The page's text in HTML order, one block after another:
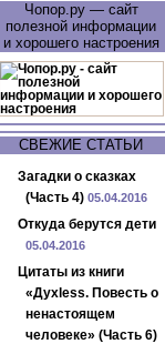
Чопор.ру — сайт
полезной информации
и хорошего настроения
СВЕЖИЕ СТАТЬИ
Загадки о сказках
(Часть 4) 05.04.2016
Откуда берутся дети
05.04.2016
Цитаты из книги
«Духless. Повесть о
ненастоящем
человеке» (Часть 6)